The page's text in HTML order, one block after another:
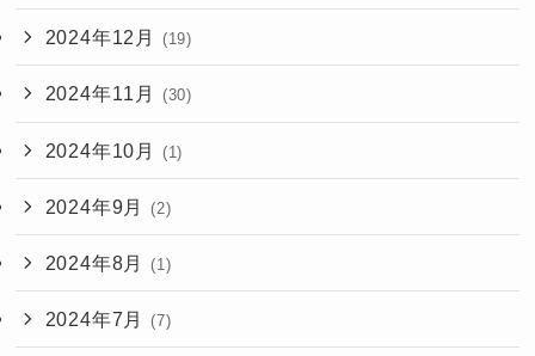
2024年12月 (19)
2024年11月 (30)
2024年10月 (1)
2024年9月 (2)
2024年8月 (1)
2024年7月 (7)